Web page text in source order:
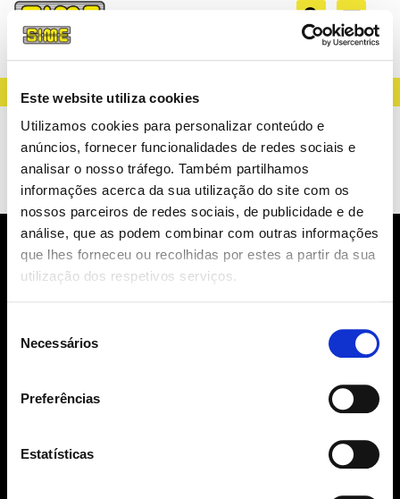
Este website utiliza cookies
Utilizamos cookies para personalizar conteúdo e
anúncios, fornecer funcionalidades de redes sociais e
analisar o nosso tráfego. Também partilhamos
informações acerca da sua utilização do site com os
nossos parceiros de redes sociais, de publicidade e de
análise, que as podem combinar com outras informações
que lhes forneceu ou recolhidas por estes a partir da sua
utilização dos respetivos serviços.
Necessários
Preferências
Estatísticas
CREATING LIGHT SINCE 1983
AAGSTUCCHI HEAT
SINKS
NEWSLETTER